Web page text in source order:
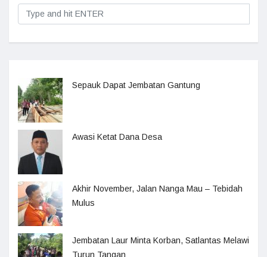
Sepauk Dapat Jembatan Gantung
Awasi Ketat Dana Desa
Akhir November, Jalan Nanga Mau – Tebidah
Mulus
Jembatan Laur Minta Korban, Satlantas Melawi
Turun Tangan